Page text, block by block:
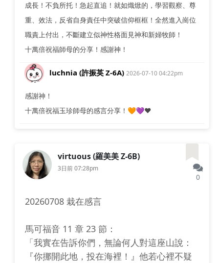
成長！不負所托！急起直追！就如熾焮的，學習觀察、尊
重、效法，反省自身責任中突破信仰框框！全然進入崗位
職責上付出，不斷建立似神性格面見神和新婦牧師！
十萬倍祝福師母的分享！感謝神！
luchnia (許振英 Z-6A) 2026-07-10 04:22pm
感謝神！
十萬倍祝福玉珍師母的感言分享！🧡💜❤️
virtuous (羅美美 Z-6B)
3日前 07:28pm
0
20260708 栽在感言
馬可福音 11 章 23 節：
「我實在告訴你們，無論何人對這座山說：
『你挪開此地，投在海裡！』他若心裡不疑